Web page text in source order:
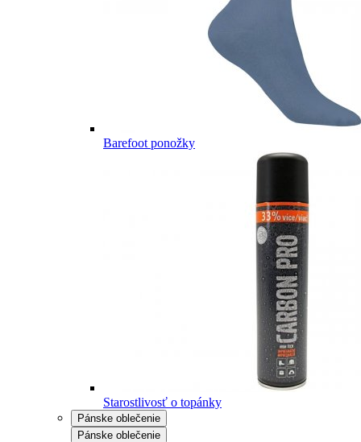
Barefoot ponožky
Starostlivosť o topánky
Pánske oblečenie
Pánske oblečenie